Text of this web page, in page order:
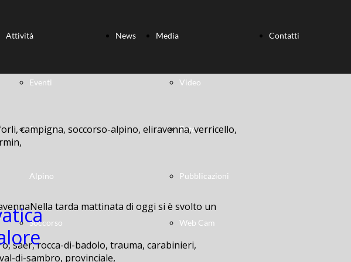
Attività
Eventi
Soccorso
Alpino
Soccorso
News Media
Video
Foto
Pubblicazioni
Web Cam
Contatti
campigna, soccorso-alpino, eliravenna, verricello,
tarda mattinata di oggi si è svolto un
saer, rocca-di-badolo, trauma, carabinieri,
di-sambro, provinciale,